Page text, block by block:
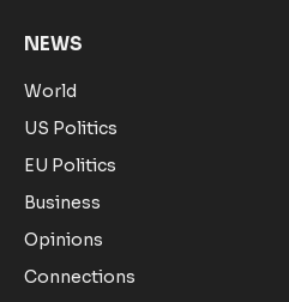
NEWS
World
US Politics
EU Politics
Business
Opinions
Connections